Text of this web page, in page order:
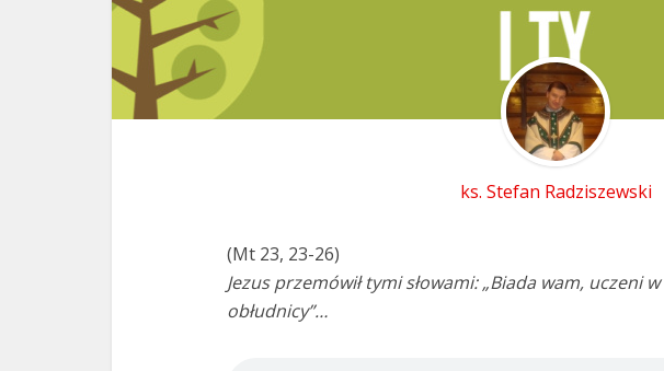
ks. Stefan Radziszewski
(Mt 23, 23-26)
Jezus przemówił tymi słowami: „Biada wam, uczeni
obłudnicy”…